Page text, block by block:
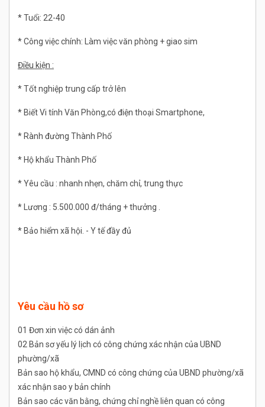
* Tuổi: 22-40
* Công việc chính: Làm việc văn phòng + giao sim
Điều kiện :
* Tốt nghiệp trung cấp trở lên
* Biết Vi tính Văn Phòng,có điện thoại Smartphone,
* Rành đường Thành Phố
* Hộ khẩu Thành Phố
* Yêu cầu : nhanh nhẹn, chăm chỉ, trung thực
* Lương : 5.500.000 đ/tháng + thưởng .
* Bảo hiểm xã hội. - Y tế đầy đủ
Yêu cầu hồ sơ
01 Đơn xin việc có dán ảnh
02 Bản sơ yếu lý lịch có công chứng xác nhận của UBND
phường/xã
Bản sao hộ khẩu, CMND có công chứng của UBND phường/xã
xác nhận sao y bản chính
Bản sao các văn bằng, chứng chỉ nghề liên quan có công